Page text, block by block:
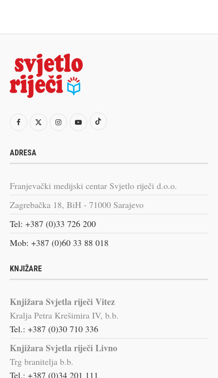
ADRESA
Franjevački medijski centar Svjetlo riječi d.o.o.
Zagrebačka 18, BiH - 71000 Sarajevo
Tel: +387 (0)33 726 200
Mob: +387 (0)60 33 88 018
KNJIŽARE
Knjižara Svjetla riječi Vitez
Kralja Petra Krešimira IV, b.b.
Tel.: +387 (0)30 710 336
Knjižara Svjetla riječi Livno
Trg branitelja b.b.
Tel.: +387 (0)34 201 111